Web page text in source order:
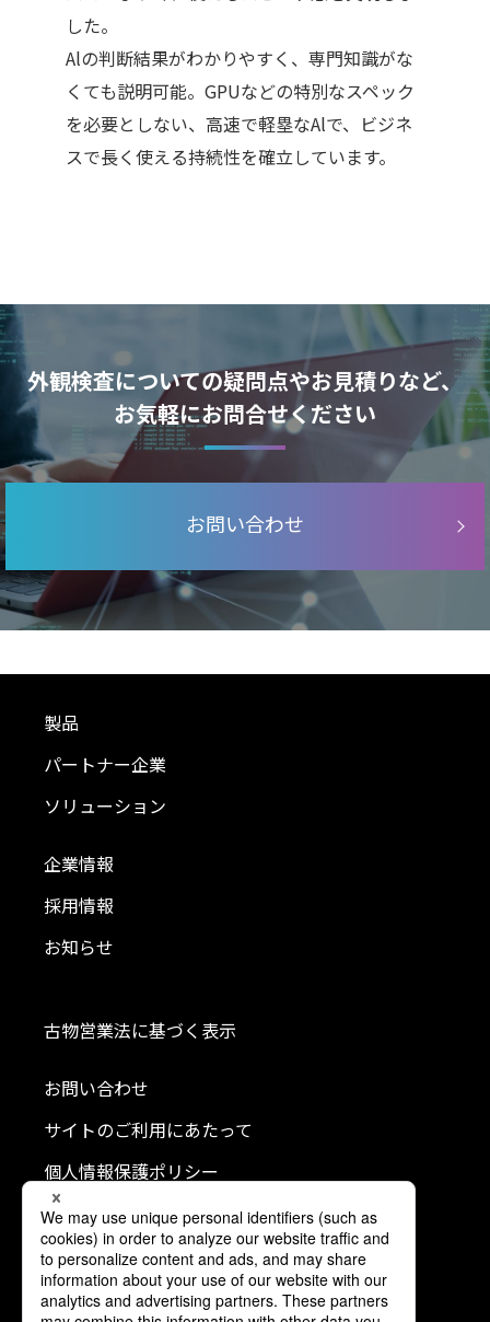
した。
Alの判断結果がわかりやすく、専門知識がな
くても説明可能。GPUなどの特別なスペック
を必要としない、高速で軽塁なAlで、ビジネ
スで長く使える持続性を確立しています。
外観検査についての疑問点やお見積りなど、
お気軽にお問合せください
お問い合わせ
製品
パートナー企業
ソリューション
企業情報
採用情報
お知らせ
古物営業法に基づく表示
お問い合わせ
サイトのご利用にあたって
個人情報保護ポリシー
クッキーポリシー
利用者情報の外部送信について
ソーシャルメディアポリシー